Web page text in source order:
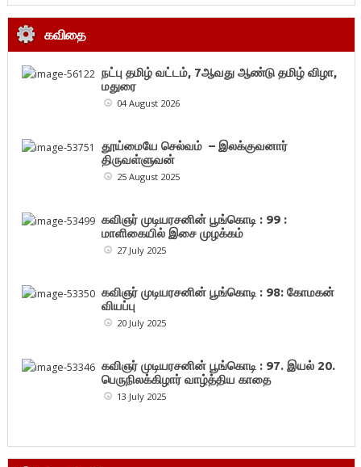
கவிதை
நட்பு தமிழ் வட்டம், 7ஆவது ஆண்டு தமிழ் விழா,
மதுரை
04 August 2026
தூய்மையே செல்வம் – இலக்குவனார்
திருவள்ளுவன்
25 August 2025
கவிஞர் முடியரசனின் பூங்கொடி : 99 :
மாளிகையில் இசை முழக்கம்
27 July 2025
கவிஞர் முடியரசனின் பூங்கொடி : 98: கோமகன்
வியப்பு
20 July 2025
கவிஞர் முடியரசனின் பூங்கொடி : 97. இயல் 20.
பெருநிலக்கிழார் வாழ்த்திய காதை
13 July 2025